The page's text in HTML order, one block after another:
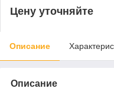
Цену уточняйте
Описание
Описание